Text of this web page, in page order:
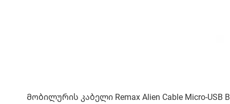
Მობილურის კაბელი Remax Alien Cable Micro-USB